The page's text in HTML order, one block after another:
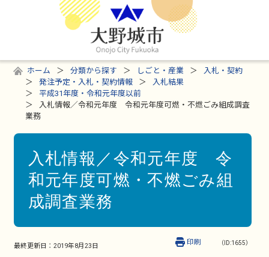
ホーム 分類から探す しごと・産業
入札・契約
発注予定・入札・契約情報
入札結果
平成31年度・令和元年度以前
入札情報／令和元年度 令和元年度可燃・不燃ごみ組成調査
業務
入札情報／令和元年度 令
和元年度可燃・不燃ごみ組
成調査業務
最終更新日： 2019年8月23日 （ID:1655）
印刷